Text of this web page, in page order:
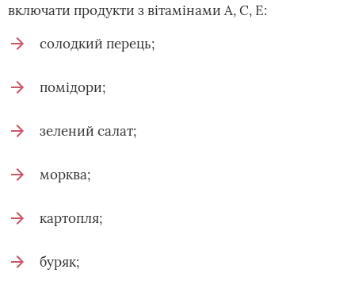
включати продукти з вітамінами А, С, Е:
солодкий перець;
помідори;
зелений салат;
морква;
картопля;
буряк;